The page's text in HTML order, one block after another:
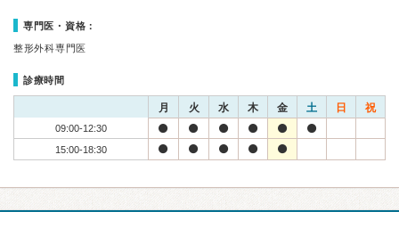
専門医・資格：
整形外科専門医
診療時間
月 火 水 木 金 土 日 祝
09:00-12:30
15:00-18:30